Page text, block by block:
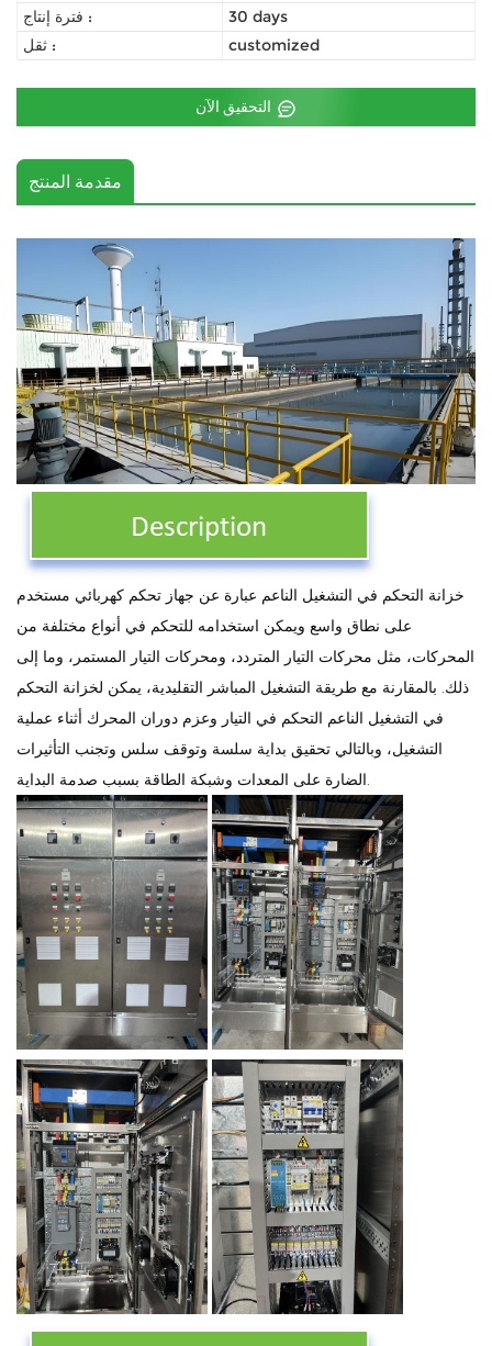
فترة إنتاج :
30 days
ثقل :
customized
مقدمة المنتج
خزانة التحكم في التشغيل الناعم عبارة عن جهاز تحكم كهربائي مستخدم
على نطاق واسع ويمكن استخدامه للتحكم في أنواع مختلفة من
المحركات، مثل محركات التيار المتردد، ومحركات التيار المستمر، وما إلى
ذلك. بالمقارنة مع طريقة التشغيل المباشر التقليدية، يمكن لخزانة التحكم
في التشغيل الناعم التحكم في التيار وعزم دوران المحرك أثناء عملية
التشغيل، وبالتالي تحقيق بداية سلسة وتوقف سلس وتجنب التأثيرات
الضارة على المعدات وشبكة الطاقة بسبب صدمة البداية.